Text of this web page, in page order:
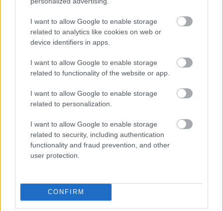
I want to allow Google to enable storage
related to analytics like cookies on web or
device identifiers in apps.
I want to allow Google to enable storage
related to functionality of the website or app.
I want to allow Google to enable storage
related to personalization.
I want to allow Google to enable storage
related to security, including authentication
functionality and fraud prevention, and other
user protection.
CONFIRM
Manu Sánchez (Osasuna): 36 puntos
Actualidad Comunio: los lesionados de la jornada 8
La última jornada de LaLiga ha
gravedad y no ha dejado a
demasiados equipos afectados.
de la jornada 8.
Ander Herrera (PSG): 70 puntos
Álvaro García (Rayo): 51 puntos